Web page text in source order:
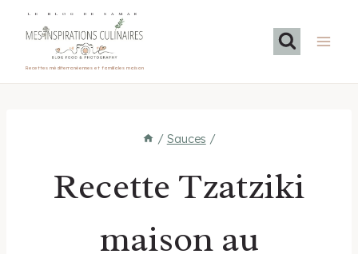
LE BLOG DE SAMAR
Recettes méditerranéennes et familiales maison
/ Sauces /
Recette Tzatziki
maison au